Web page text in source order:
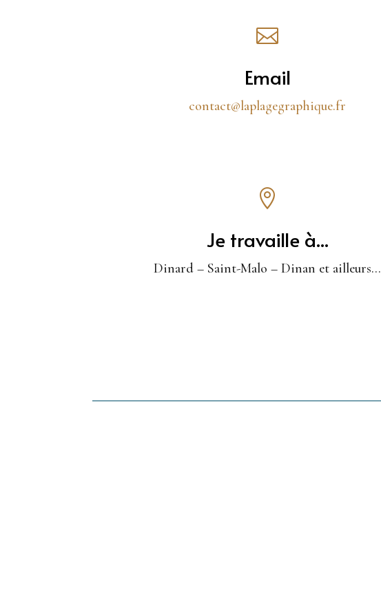

Email
contact@laplagegraphique.fr

Je travaille à...
Dinard – Saint-Malo – Dinan et ailleurs…